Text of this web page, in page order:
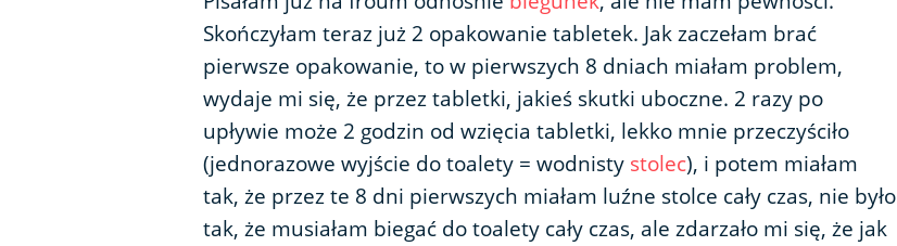
Skończyłam teraz już 2 opakowanie tabletek. Jak zaczełam brać
pierwsze opakowanie, to w pierwszych 8 dniach miałam problem,
wydaje mi się, że przez tabletki, jakieś skutki uboczne. 2 razy po
upływie może 2 godzin od wzięcia tabletki, lekko mnie przeczyściło
(jednorazowe wyjście do toalety = wodnisty stolec), i potem miałam
tak, że przez te 8 dni pierwszych miałam luźne stolce cały czas, nie było
tak, że musiałam biegać do toalety cały czas, ale zdarzało mi się, że jak